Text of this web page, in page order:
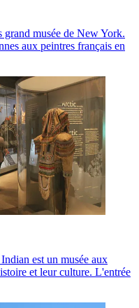
musée de New York.
aux peintres français en
est un musée aux
et leur culture. L'entrée